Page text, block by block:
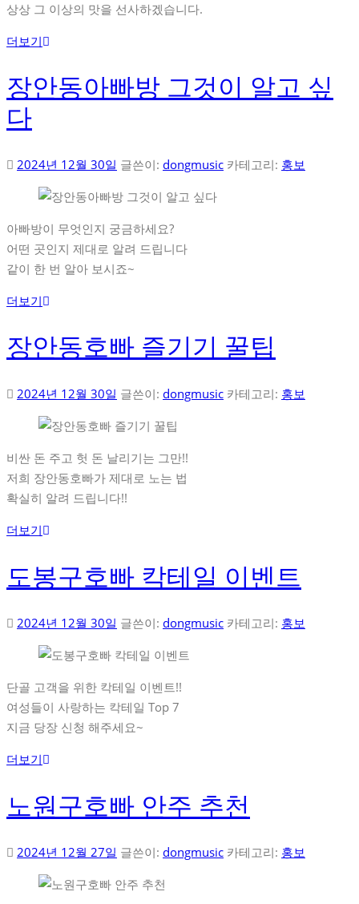
상상 그 이상의 맛을 선사하겠습니다.
더보기
장안동아빠방 그것이 알고 싶
다
2024년 12월 30일 글쓴이: dongmusic 카테고리: 홍보
아빠방이 무엇인지 궁금하세요?
어떤 곳인지 제대로 알려 드립니다
같이 한 번 알아 보시죠~
더보기
장안동호빠 즐기기 꿀팁
2024년 12월 30일 글쓴이: dongmusic 카테고리: 홍보
비싼 돈 주고 헛 돈 날리기는 그만!!
저희 장안동호빠가 제대로 노는 법
확실히 알려 드립니다!!
더보기
도봉구호빠 칵테일 이벤트
2024년 12월 30일 글쓴이: dongmusic 카테고리: 홍보
단골 고객을 위한 칵테일 이벤트!!
여성들이 사랑하는 칵테일 Top 7
지금 당장 신청 해주세요~
더보기
노원구호빠 안주 추천
2024년 12월 27일 글쓴이: dongmusic 카테고리: 홍보